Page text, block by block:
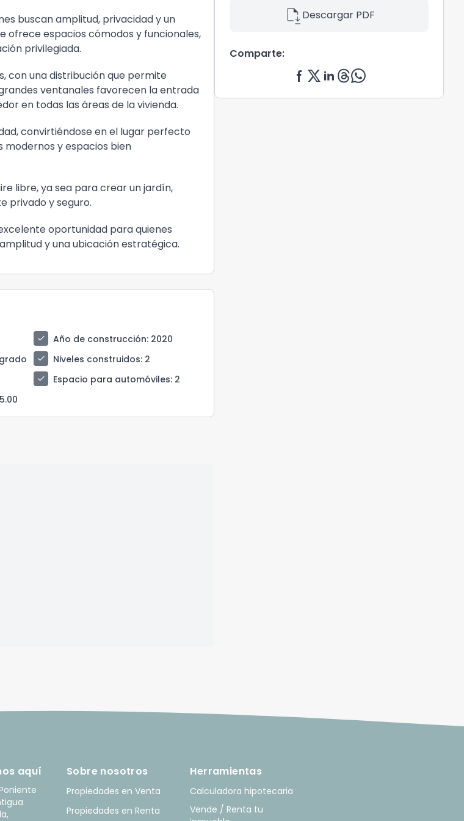
buscan amplitud, privacidad y un
ofrece espacios cómodos y funcionales,
privilegiada.
con una distribución que permite
ventanales favorecen la entrada
en todas las áreas de la vivienda.
convirtiéndose en el lugar perfecto
y espacios bien
libre, ya sea para crear un jardín,
privado y seguro.
oportunidad para quienes
y una ubicación estratégica.
check Año de construcción: 2020
check Niveles construidos: 2
check Espacio para automóviles: 2
file_saveDescargar PDF
Comparte:
aquí Sobre nosotros
Propiedades en Venta
Propiedades en Renta
Herramientas
Calculadora hipotecaria
Vende / Renta tu